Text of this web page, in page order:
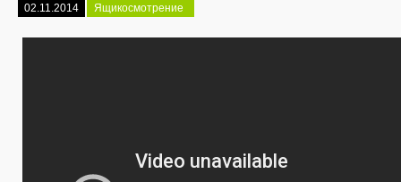
02.11.2014 Ящикосмотрение